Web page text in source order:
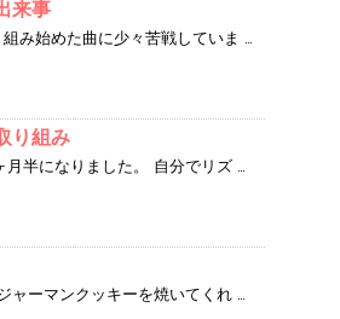
来事
み始めた曲に少々苦戦していま …
り組み
半になりました。 自分でリズ …
ャーマンクッキーを焼いてくれ …